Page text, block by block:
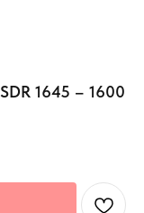
1645 – 1600